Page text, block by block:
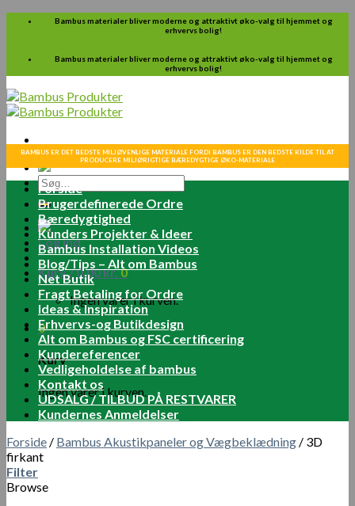
Skip
Bambus materialer bliver moderne og attraktivt øko-valg til hjemmet og
erhvervs bolig!
Bambus materialer bliver moderne og attraktivt øko-valg til hjemmet og
erhvervs bolig!
Søg
efter:
Log ind
Kurv /0.00kr.0
Ingen varer i kurven.
0
Kurv
Ingen varer i kurven.
BAMBUS ER DET BEDSTE MILJØVENLIGE MATERIALE FORDI BAMBUS ER DEN BEDSTE KILDE TIL AT
PRODUCERE MILJØRIGTIGE BÆREDYGTIGE ØKO-MATERIALE
Forside
Brugerdefinerede Ordre
Bæredygtighed
Kunders Projekter & Ideer
Bambus Installation Videos
Blog/Tips – Alt om Bambus
Net Butik
Fragt Betaling for Ordre
Ideas & Inspiration
Erhvervs-og Butikdesign
Alt om Bambus og FSC certificering
Kundereferencer
Vedligeholdelse af bambus
Kontakt os
UDSALG / TILBUD PÅ RESTVARER
Kundernes Anmeldelser
Forside / Bambus Akustikpaneler og Vægbeklædning / 3D
firkant
Filter
Browse